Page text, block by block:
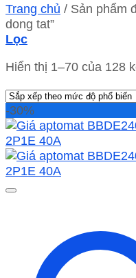
Trang chủ / Sản phẩm
dong tat”
Lọc
Hiển thị 1–70 của 128
-30%